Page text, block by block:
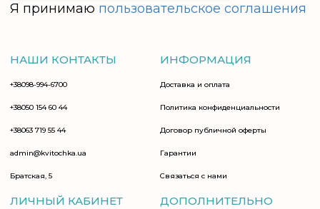
Я принимаю пользовательское соглашения
НАШИ КОНТАКТЫ
+38098-994-6700
+38050 154 60 44
+38063 719 55 44
admin@kvitochka.ua
Братская, 5
ИНФОРМАЦИЯ
Доставка и оплата
Политика конфиденциальности
Договор публичной оферты
Гарантии
Связаться с нами
ЛИЧНЫЙ КАБИНЕТ ДОПОЛНИТЕЛЬНО